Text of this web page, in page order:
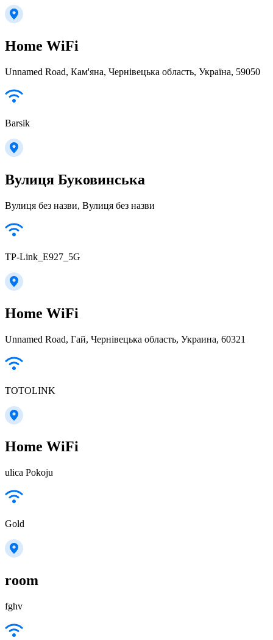
Home WiFi
Unnamed Road, Кам'яна, Чернівецька область, Україна, 59050
Barsik
Вулиця Буковинська
Вулиця без назви, Вулиця без назви
TP-Link_E927_5G
Home WiFi
Unnamed Road, Гай, Чернівецька область, Украина, 60321
TOTOLINK
Home WiFi
ulica Pokoju
Gold
room
fghv